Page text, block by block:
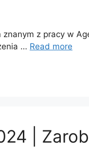
z pracy w
… Read more
|